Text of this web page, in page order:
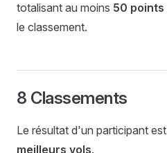
totalisant au moins 50 points
le classement.
8 Classements
Le résultat d'un participant
meilleurs vols.